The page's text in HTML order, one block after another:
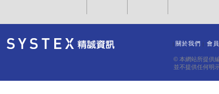
關於我們 會
© 本網站所提供
並不提供任何明